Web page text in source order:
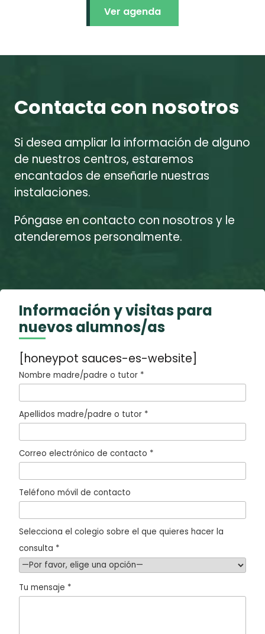
Ver agenda
Contacta con nosotros
Si desea ampliar la información de alguno
de nuestros centros, estaremos
encantados de enseñarle nuestras
instalaciones.
Póngase en contacto con nosotros y le
atenderemos personalmente.
Información y visitas para
nuevos alumnos/as
[honeypot sauces-es-website]
Nombre madre/padre o tutor *
Apellidos madre/padre o tutor *
Correo electrónico de contacto *
Teléfono móvil de contacto
Selecciona el colegio sobre el que quieres hacer la
consulta *
Tu mensaje *